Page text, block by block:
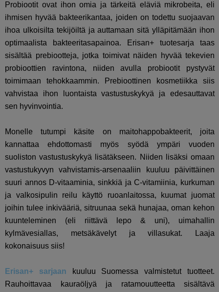
Probiootit ovat ihon omia ja tärkeitä eläviä mikrobeita, eli
ihmisen hyvää bakteerikantaa, joiden on todettu suojaavan
ihoa ulkoisilta tekijöiltä ja auttamaan sitä ylläpitämään ihon
optimaalista bakteeritasapainoa. Erisan+ tuotesarja taas
sisältää prebiootteja, jotka toimivat näiden hyvää tekevien
probioottien ravintona, niiden avulla probiootit pystyvät
toimimaan tehokkaammin. Prebioottinen kosmetiikka siis
vahvistaa ihon luontaista vastustuskykyä ja edesauttavat
sen hyvinvointia.
Monelle tutumpi käsite on maitohappobakteerit, joita
kannattaa ehdottomasti myös syödä ympäri vuoden
suoliston vastustuskykyä lisätäkseen. Niiden lisäksi omaan
vastustukyvyn vahvistamis-arsenaaliin kuuluu päivittäinen
suuri annos D-vitaaminia, sinkkiä ja C-vitamiinia, kurkuman
ja valkosipulin reilu käyttö ruoanlaitossa, kuumat juomat
joihin tulee inkivääriä, sitruunaa sekä hunajaa, oman kehon
kuunteleminen (eli riittävä lepo & uni), uimahallin
kylmävesiallas, metsäkävelyt ja villasukat. Laaja
kokonaisuus siis!
Erisan+ sarjaan kuuluu Suomessa valmistetut tuotteet.
Rauhoittavaa kauraöljyä ja ratamouutteetta sisältävä